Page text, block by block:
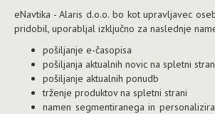
eNavtika - Alaris d.o.o. bo kot upravljavec
pridobil, uporabljal izključno za naslednje
pošiljanje e-časopisa
pošiljanja aktualnih novic na spletni
pošiljanje aktualnih ponudb
trženje produktov na spletni strani
namen segmentiranega in